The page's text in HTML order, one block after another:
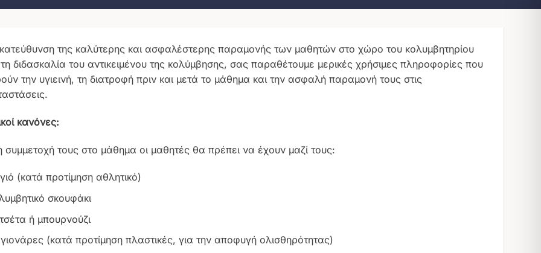
της καλύτερης και ασφαλέστερης παραμονής των μαθητών στο χώρο του κολυμβητηρίου
διδασκαλία του αντικειμένου της κολύμβησης, σας παραθέτουμε μερικές χρήσιμες πληροφορίες που
την υγιεινή, τη διατροφή πριν και μετά το μάθημα και την ασφαλή παραμονή τους στις
κανόνες:
συμμετοχή τους στο μάθημα οι μαθητές θα πρέπει να έχουν μαζί τους:
(κατά προτίμηση αθλητικό)
σκουφάκι
ή μπουρνούζι
(κατά προτίμηση πλαστικές, για την αποφυγή ολισθηρότητας)